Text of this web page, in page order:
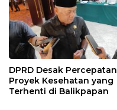
DPRD Desak Percepatan
Proyek Kesehatan yang
Terhenti di Balikpapan